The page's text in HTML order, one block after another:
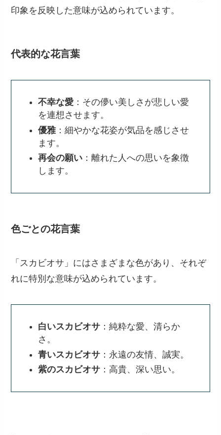
印象を反映した意味が込められています。
代表的な花言葉
不幸な愛 ：その儚い美しさが悲しい愛
を連想させます。
優雅：細やかな花姿が気品を感じさせ
ます。
再会の願い ：離れた人への思いを象徴
します。
色ごとの花言葉
「スカビオサ」にはさまざまな色があり、それぞ
れに特別な意味が込められています。
白いスカビオサ ：純粋な愛、清らか
さ。
青いスカビオサ ：永遠の友情、誠実。
紫のスカビオサ ：高貴、深い思い。